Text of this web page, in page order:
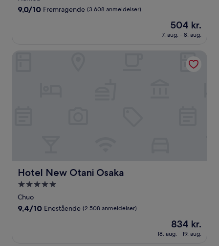
overnatningssted
9.0
(3.608
9,0/10 Fremragende (3.608 anmeldelser)
Prisen
er
504 kr.
504 kr.
7. aug. - 8. aug.
Hotel New Otani Osaka
Hotel New Otani Osaka
5.0-
stjernet
overnatningssted
Chuo
9.4
9,4/10 Enestående (2.508 anmeldelser)
Prisen
er
834 kr.
834 kr.
18. aug. - 19. aug.